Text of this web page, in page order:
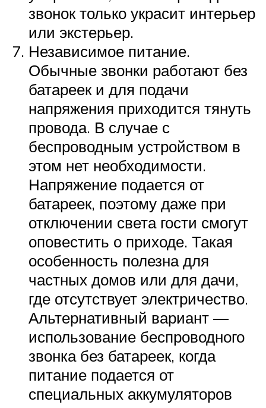
звонок только украсит интерьер
или экстерьер.
Независимое питание.
Обычные звонки работают без
батареек и для подачи
напряжения приходится тянуть
провода. В случае с
беспроводным устройством в
этом нет необходимости.
Напряжение подается от
батареек, поэтому даже при
отключении света гости смогут
оповестить о приходе. Такая
особенность полезна для
частных домов или для дачи,
где отсутствует электричество.
Альтернативный вариант —
использование беспроводного
звонка без батареек, когда
питание подается от
специальных аккумуляторов